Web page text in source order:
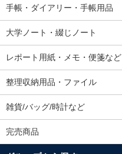
手帳・ダイアリー・手帳用品
大学ノート・綴じノート
レポート用紙・メモ・便箋など
整理収納用品・ファイル
雑貨/バッグ/時計など
完売商品